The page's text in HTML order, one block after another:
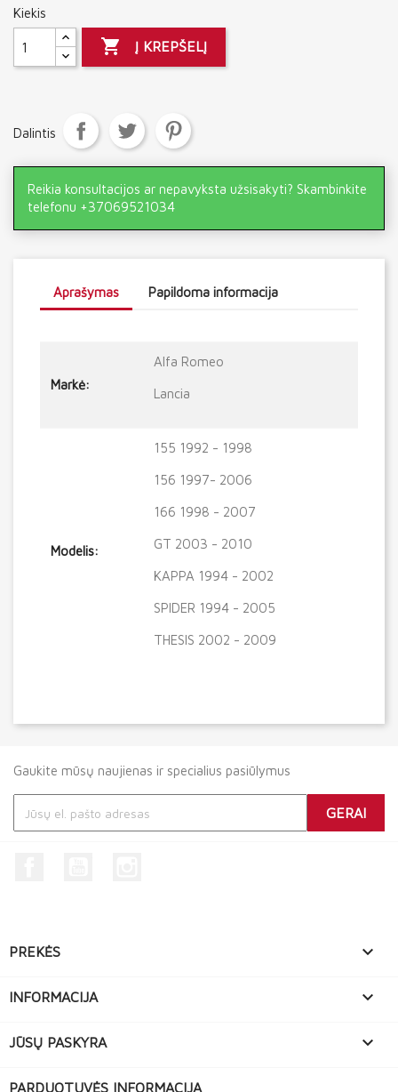
Kiekis
 Į KREPŠELĮ
Dalintis
Reikia konsultacijos ar nepavyksta užsisakyti? Skambinkite
telefonu +37069521034
Aprašymas Papildoma informacija
Markė:
Alfa Romeo
Lancia
Modelis:
155 1992 - 1998
156 1997- 2006
166 1998 - 2007
GT 2003 - 2010
KAPPA 1994 - 2002
SPIDER 1994 - 2005
THESIS 2002 - 2009
Gaukite mūsų naujienas ir specialius pasiūlymus
PREKĖS 
INFORMACIJA 
JŪSŲ PASKYRA 
PARDUOTUVĖS INFORMACIJA